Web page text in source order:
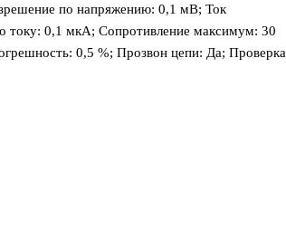
по напряжению: 0,1 мВ; Ток
току: 0,1 мкА; Сопротивление максимум: 30
0,5 %; Прозвон цепи: Да; Проверка